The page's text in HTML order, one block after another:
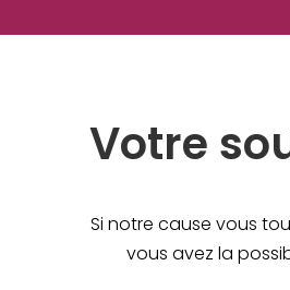
Votre
Si notre cause vous
vous avez la